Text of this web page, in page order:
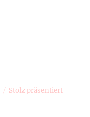
Stolz präsentiert